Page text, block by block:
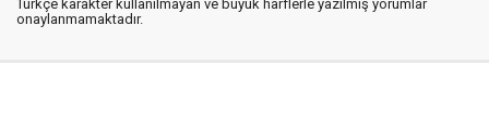
Türkçe karakter kullanılmayan ve büyük harflerle yazılmış yorumlar
onaylanmamaktadır.